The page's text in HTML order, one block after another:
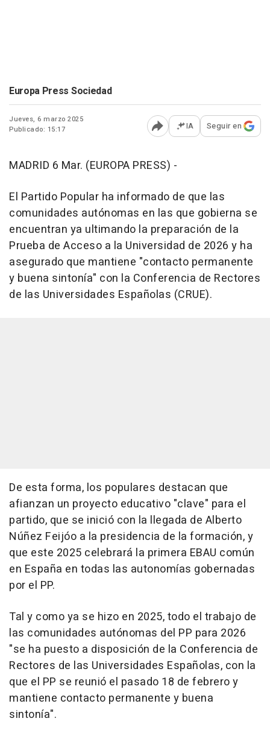
Europa Press Sociedad
Jueves, 6 marzo 2025
Publicado: 15:17
Abrir opciones para
IA Seguir en
MADRID 6 Mar. (EUROPA PRESS) -
El Partido Popular ha informado de que las
comunidades autónomas en las que gobierna se
encuentran ya ultimando la preparación de la
Prueba de Acceso a la Universidad de 2026 y ha
asegurado que mantiene "contacto permanente
y buena sintonía" con la Conferencia de Rectores
de las Universidades Españolas (CRUE).
De esta forma, los populares destacan que
afianzan un proyecto educativo "clave" para el
partido, que se inició con la llegada de Alberto
Núñez Feijóo a la presidencia de la formación, y
que este 2025 celebrará la primera EBAU común
en España en todas las autonomías gobernadas
por el PP.
Tal y como ya se hizo en 2025, todo el trabajo de
las comunidades autónomas del PP para 2026
"se ha puesto a disposición de la Conferencia de
Rectores de las Universidades Españolas, con la
que el PP se reunió el pasado 18 de febrero y
mantiene contacto permanente y buena
sintonía".